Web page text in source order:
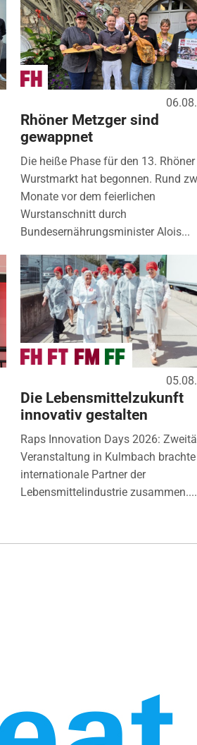
Rhöner Metzger sind
gewappnet
Die heiße Phase für den 13. Rhöner
Wurstmarkt hat begonnen. Rund
Monate vor dem feierlichen
Wurstanschnitt durch
Bundesernährungsminister Alois...
Die Lebensmittelzukunft
innovativ gestalten
Raps Innovation Days 2026:
Veranstaltung in Kulmbach brachte
internationale Partner der
Lebensmittelindustrie zusammen....